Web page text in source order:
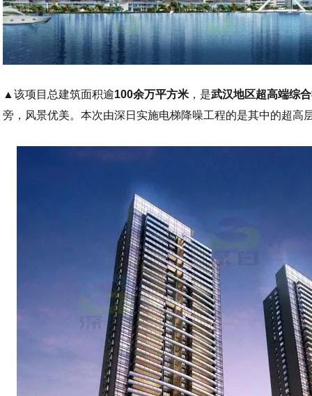
▲该项目总建筑面积逾100余万平方米 ，是武汉地区超高端综
旁，风景优美。本次由深日实施电梯降噪工程的是其中的超高